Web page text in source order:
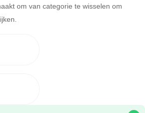
om van categorie te wisselen om